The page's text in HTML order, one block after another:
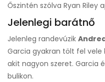
Őszintén szólva Ryan
Jelenlegi barátnő
Jelenleg randevúzik
Garcia gyakran tölt fel vele
akit nagyon szeret. Garcia
bulikon.